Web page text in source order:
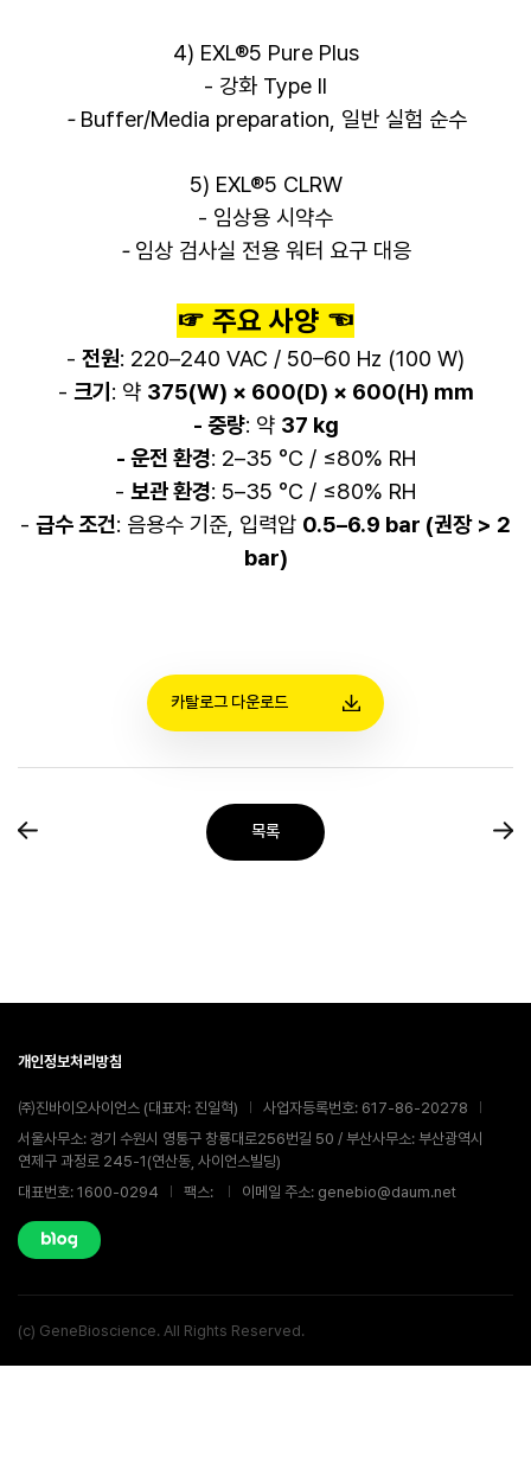
4) EXL®5 Pure Plus
- 강화 Type II
- Buffer/Media preparation, 일반 실험 순수
5) EXL®5 CLRW
- 임상용 시약수
- 임상 검사실 전용 워터 요구 대응
☞ 주요 사양 ☜
- 전원: 220–240 VAC / 50–60 Hz (100 W)
- 크기 : 약 375(W) × 600(D) × 600(H) mm
- 중량: 약 37 kg
- 운전 환경: 2–35 °C / ≤80% RH
- 보관 환경: 5–35 °C / ≤80% RH
- 급수 조건: 음용수 기준, 입력압 0.5–6.9 bar (권장 > 2
bar)
카탈로그 다운로드
목록
개인정보처리방침
㈜진바이오사이언스 (대표자: 진일혁)
사업자등록번호: 617-86-20278
서울사무소: 경기 수원시 영통구 창룡대로256번길 50 / 부산사무소: 부산광역시
연제구 과정로 245-1(연산동, 사이언스빌딩)
대표번호: 1600-0294
팩스: 이메일 주소: genebio@daum.net
(c) GeneBioscience. All Rights Reserved.